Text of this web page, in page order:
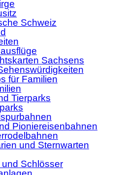
Schweiz
Sachsens
für Familien
Tierparks
Pioniereisenbahnen
und Sternwarten
und Schlösser